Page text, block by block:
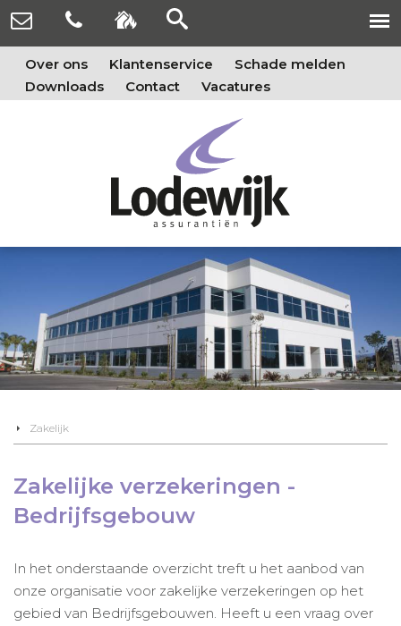
Over ons Klantenservice
Schade melden
Downloads
Contact Vacatures
Zakelijk
Zakelijke verzekeringen -
Bedrijfsgebouw
In het onderstaande overzicht treft u het aanbod van
onze organisatie voor zakelijke verzekeringen op het
gebied van Bedrijfsgebouwen. Heeft u een vraag over